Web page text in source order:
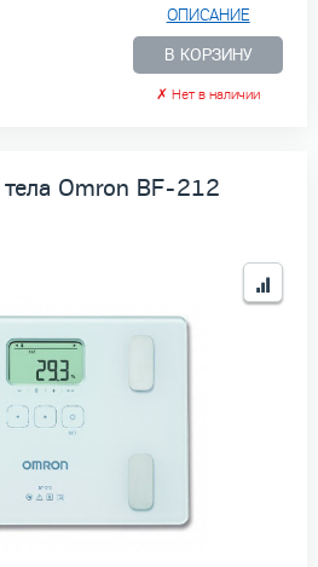
ОПИСАНИЕ
В КОРЗИНУ
✗ Нет в наличии
Omron BF-212